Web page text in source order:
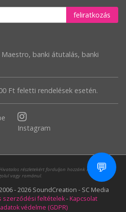
feliratkozás
banki átutalás, banki
Ft feletti rendelések esetén.
Instagram
részletekért forduljon hozzánk magyarul,
vagy románul.
- 2026 SoundCreation - SC Media
szerződési feltételek-Kapcsolat
védelme (GDPR)
💬